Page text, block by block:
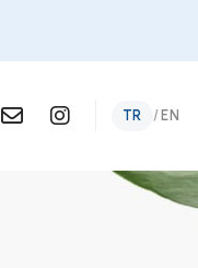
TR / EN